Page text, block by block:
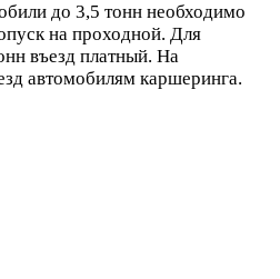
до 3,5 тонн необходимо
на проходной. Для
въезд платный. На
автомобилям каршеринга.